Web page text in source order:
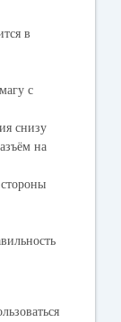
в
с
снизу
на